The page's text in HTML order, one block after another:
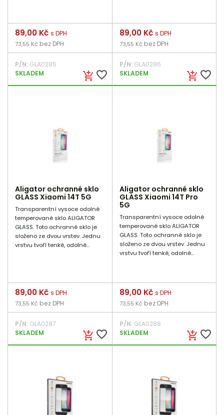
add_shopping_cart favorite_border
Cena
89,00 Kč s DPH
73,55 Kč bez DPH
P/N: GLA0285
SKLADEM
add_shopping_cart favorite_border
Cena
89,00 Kč s DPH
73,55 Kč bez DPH
P/N:GLA0286
SKLADEM
Aligator ochranné sklo
GLASS Xiaomi 14T 5G
Transparentní vysoce odolné
temperované sklo ALIGATOR
GLASS. Toto ochranné sklo je
složeno ze dvou vrstev. Jednu
vrstvu tvoří tenké, odolné...
add_shopping_cart favorite_border
Cena
89,00 Kč s DPH
73,55 Kč bez DPH
P/N: GLA0287
SKLADEM
Aligator ochranné sklo
GLASS Xiaomi 14T Pro
5G
Transparentní vysoce odolné
temperované sklo ALIGATOR
GLASS. Toto ochranné sklo je
složeno ze dvou vrstev. Jednu
vrstvu tvoří tenké, odolné...
add_shopping_cart favorite_border
Cena
89,00 Kč s DPH
73,55 Kč bez DPH
P/N:GLA0288
SKLADEM